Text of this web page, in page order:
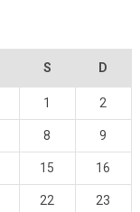
S D
1 2
8 9
15 16
22 23